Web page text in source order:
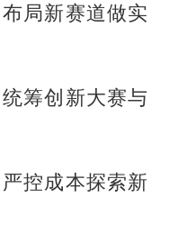
局新赛道做实
筹创新大赛与
控成本探索新